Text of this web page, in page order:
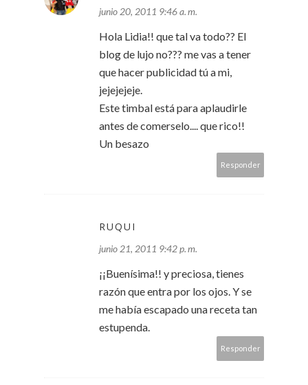
junio 20, 2011 9:46 a. m.
Hola Lidia!! que tal va todo?? El
blog de lujo no??? me vas a tener
que hacer publicidad tú a mi,
jejejejeje.
Este timbal está para aplaudirle
antes de comerselo.... que rico!!
Un besazo
Responder
RUQUI
junio 21, 2011 9:42 p. m.
¡¡Buenísima!! y preciosa, tienes
razón que entra por los ojos. Y se
me había escapado una receta tan
estupenda.
Responder